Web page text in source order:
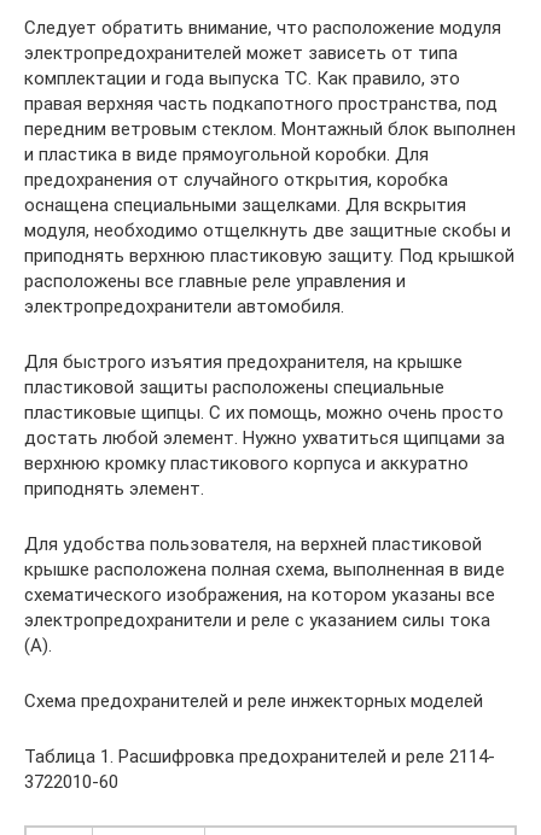
Следует обратить внимание, что расположение модуля
электропредохранителей может зависеть от типа
комплектации и года выпуска ТС. Как правило, это
правая верхняя часть подкапотного пространства, под
передним ветровым стеклом. Монтажный блок выполнен
и пластика в виде прямоугольной коробки. Для
предохранения от случайного открытия, коробка
оснащена специальными защелками. Для вскрытия
модуля, необходимо отщелкнуть две защитные скобы и
приподнять верхнюю пластиковую защиту. Под крышкой
расположены все главные реле управления и
электропредохранители автомобиля.
Для быстрого изъятия предохранителя, на крышке
пластиковой защиты расположены специальные
пластиковые щипцы. С их помощь, можно очень просто
достать любой элемент. Нужно ухватиться щипцами за
верхнюю кромку пластикового корпуса и аккуратно
приподнять элемент.
Для удобства пользователя, на верхней пластиковой
крышке расположена полная схема, выполненная в виде
схематического изображения, на котором указаны все
электропредохранители и реле с указанием силы тока
(А).
Схема предохранителей и реле инжекторных моделей
Таблица 1. Расшифровка предохранителей и реле 2114-
3722010-60